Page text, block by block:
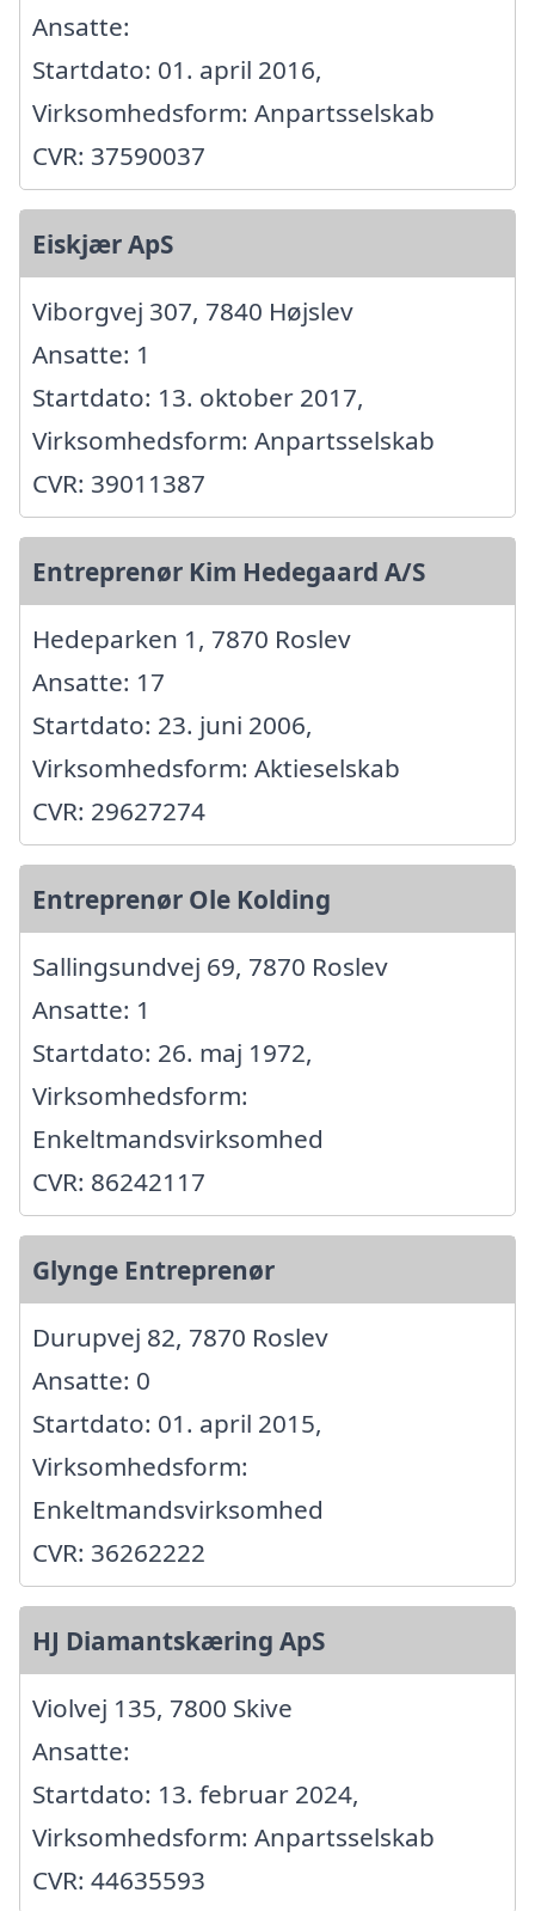
Ansatte:
Startdato: 01. april 2016,
Virksomhedsform: Anpartsselskab
CVR: 37590037
Eiskjær ApS
Viborgvej 307, 7840 Højslev
Ansatte: 1
Startdato: 13. oktober 2017,
Virksomhedsform: Anpartsselskab
CVR: 39011387
Entreprenør Kim Hedegaard A/S
Hedeparken 1, 7870 Roslev
Ansatte: 17
Startdato: 23. juni 2006,
Virksomhedsform: Aktieselskab
CVR: 29627274
Entreprenør Ole Kolding
Sallingsundvej 69, 7870 Roslev
Ansatte: 1
Startdato: 26. maj 1972,
Virksomhedsform:
Enkeltmandsvirksomhed
CVR: 86242117
Glynge Entreprenør
Durupvej 82, 7870 Roslev
Ansatte: 0
Startdato: 01. april 2015,
Virksomhedsform:
Enkeltmandsvirksomhed
CVR: 36262222
HJ Diamantskæring ApS
Violvej 135, 7800 Skive
Ansatte:
Startdato: 13. februar 2024,
Virksomhedsform: Anpartsselskab
CVR: 44635593